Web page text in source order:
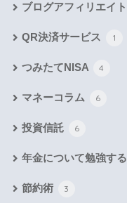
ブログアフィリエイト
QR決済サービス 1
つみたてNISA 4
マネーコラム 6
投資信託 6
年金について勉強する
節約術 3